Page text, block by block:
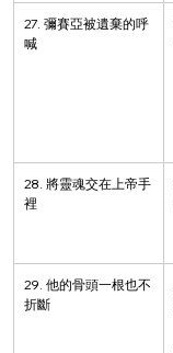
27. 彌賽亞被遺棄的呼
喊
28. 將靈魂交在上帝手
裡
29. 他的骨頭一根也不
折斷